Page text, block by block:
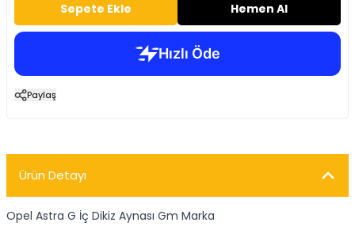
Sepete Ekle Hemen Al
Paylaş
Ürün Detayı
Opel Astra G İç Dikiz Aynası Gm Marka